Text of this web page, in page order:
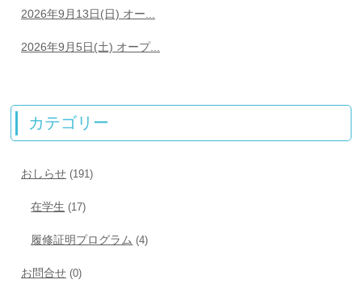
2026年9月13日(日) オー...
2026年9月5日(土) オープ...
カテゴリー
おしらせ (191)
在学生 (17)
履修証明プログラム (4)
お問合せ (0)